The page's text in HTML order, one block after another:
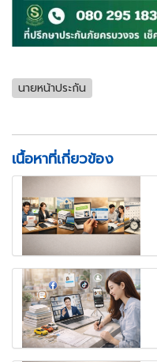
นายหน้าประกัน
เนื้อหาที่เกี่ยวข้อง